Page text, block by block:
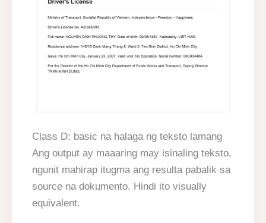
Class D: basic na halaga ng teksto lamang
Ang output ay maaaring may isinaling teksto,
ngunit mahirap itugma ang resulta pabalik sa
source na dokumento. Hindi ito visually
equivalent.